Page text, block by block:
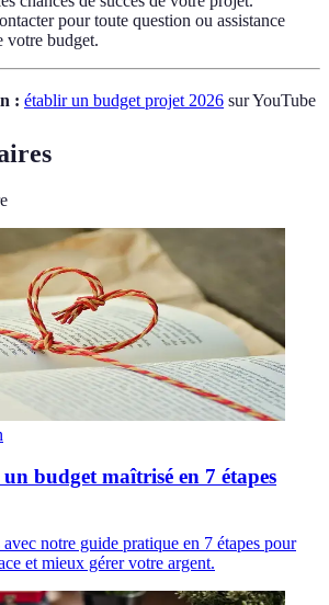
pour toute question ou assistance
votre budget.
: établir un budget projet 2026 sur YouTube
budget maîtrisé en 7 étapes
notre guide pratique en 7 étapes pour
et mieux gérer votre argent.